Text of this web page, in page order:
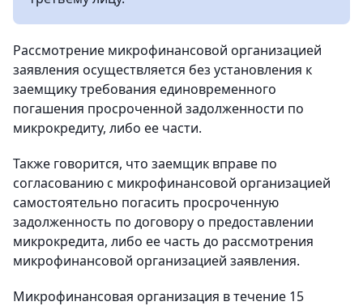
Рассмотрение микрофинансовой организацией
заявления осуществляется без установления к
заемщику требования единовременного
погашения просроченной задолженности по
микрокредиту, либо ее части.
Также говорится, что заемщик вправе по
согласованию с микрофинансовой организацией
самостоятельно погасить просроченную
задолженность по договору о предоставлении
микрокредита, либо ее часть до рассмотрения
микрофинансовой организацией заявления.
Микрофинансовая организация в течение 15